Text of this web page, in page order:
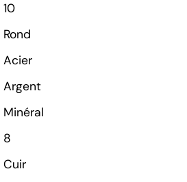
10
Rond
Acier
Argent
Minéral
8
Cuir